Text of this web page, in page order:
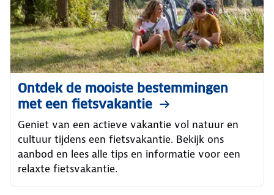
Ontdek de mooiste bestemmingen
met een fietsvakantie
Geniet van een actieve vakantie vol natuur en
cultuur tijdens een fietsvakantie. Bekijk ons
aanbod en lees alle tips en informatie voor een
relaxte fietsvakantie.